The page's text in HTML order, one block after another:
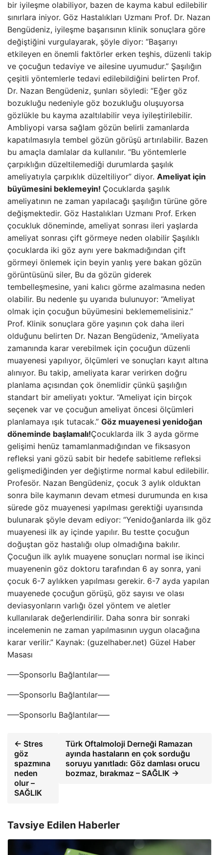
bir iyileşme olabiliyor, bazen de kayma kabul edilebilir
sınırlara iniyor. Göz Hastalıkları Uzmanı Prof. Dr. Nazan
Bengüdeniz, iyileşme başarısının klinik sonuçlara göre
değiştiğini vurgulayarak, şöyle diyor: “Başarıyı
etkileyen en önemli faktörler erken teşhis, düzenli takip
ve çocuğun tedaviye ve ailesine uyumudur.” Şaşılığın
çeşitli yöntemlerle tedavi edilebildiğini belirten Prof.
Dr. Nazan Bengüdeniz, şunları söyledi: “Eğer göz
bozukluğu nedeniyle göz bozukluğu oluşuyorsa
gözlükle bu kayma azaltılabilir veya iyileştirilebilir.
Ambliyopi varsa sağlam gözün belirli zamanlarda
kapatılmasıyla tembel gözün görüşü artırılabilir. Bazen
bu amaçla damlalar da kullanılır. “Bu yöntemlerle
çarpıklığın düzeltilemediği durumlarda şaşılık
ameliyatıyla çarpıklık düzeltiliyor” diyor. Ameliyat için
büyümesini beklemeyin! Çocuklarda şaşılık
ameliyatının ne zaman yapılacağı şaşılığın türüne göre
değişmektedir. Göz Hastalıkları Uzmanı Prof. Erken
çocukluk döneminde, ameliyat sonrası ileri yaşlarda
ameliyat sonrası çift görmeye neden olabilir Şaşılıklı
çocuklarda iki göz aynı yere bakmadığından çift
görmeyi önlemek için beyin yanlış yere bakan gözün
görüntüsünü siler, Bu da gözün giderek
tembelleşmesine, yani kalıcı görme azalmasına neden
olabilir. Bu nedenle şu uyarıda bulunuyor: “Ameliyat
olmak için çocuğun büyümesini beklememelisiniz.”
Prof. Klinik sonuçlara göre yaşının çok daha ileri
olduğunu belirten Dr. Nazan Bengüdeniz, “Ameliyata
zamanında karar verebilmek için çocuğun düzenli
muayenesi yapılıyor, ölçümleri ve sonuçları kayıt altına
alınıyor. Bu takip, ameliyata karar verirken doğru
planlama açısından çok önemlidir çünkü şaşılığın
standart bir ameliyatı yoktur. “Ameliyat için birçok
seçenek var ve çocuğun ameliyat öncesi ölçümleri
planlamaya ışık tutacak.” Göz muayenesi yenidoğan
döneminde başlamalı!Çocuklarda ilk 3 ayda görme
gelişimi henüz tamamlanmadığından ve fiksasyon
refleksi yani gözü sabit bir hedefe sabitleme refleksi
gelişmediğinden yer değiştirme normal kabul edilebilir.
Profesör. Nazan Bengüdeniz, çocuk 3 aylık olduktan
sonra bile kaymanın devam etmesi durumunda en kısa
sürede göz muayenesi yapılması gerektiği uyarısında
bulunarak şöyle devam ediyor: “Yenidoğanlarda ilk göz
muayenesi ilk ay içinde yapılır. Bu testte çocuğun
doğuştan göz hastalığı olup olmadığına bakılır.
Çocuğun ilk aylık muayene sonuçları normal ise ikinci
muayenenin göz doktoru tarafından 6 ay sonra, yani
çocuk 6-7 aylıkken yapılması gerekir. 6-7 ayda yapılan
muayenede çocuğun görüşü, göz sayısı ve olası
deviasyonların varlığı özel yöntem ve aletler
kullanılarak değerlendirilir. Daha sonra bir sonraki
incelemenin ne zaman yapılmasının uygun olacağına
karar verilir.” Kaynak: (guzelhaber.net) Güzel Haber
Masası
—–Sponsorlu Bağlantılar—–
—–Sponsorlu Bağlantılar—–
—–Sponsorlu Bağlantılar—–
← Stres
göz
spazmına
neden
olur –
SAĞLIK
Türk Oftalmoloji Derneği Ramazan
ayında hastaların en çok sorduğu
soruyu yanıtladı: Göz damlası orucu
bozmaz, bırakmaz – SAĞLIK →
Tavsiye Edilen Haberler